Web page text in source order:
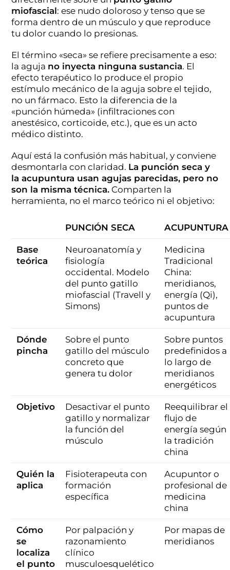
miofascial: ese nudo doloroso y tenso que se
forma dentro de un músculo y que reproduce
tu dolor cuando lo presionas.
El término «seca» se refiere precisamente a eso:
la aguja no inyecta ninguna sustancia. El
efecto terapéutico lo produce el propio
estímulo mecánico de la aguja sobre el tejido,
no un fármaco. Esto la diferencia de la
«punción húmeda» (infiltraciones con
anestésico, corticoide, etc.), que es un acto
médico distinto.
Aquí está la confusión más habitual, y conviene
desmontarla con claridad. La punción seca y
la acupuntura usan agujas parecidas, pero no
son la misma técnica. Comparten la
herramienta, no el marco teórico ni el objetivo:
PUNCIÓN SECA ACUPUNTURA
Base
teórica
Neuroanatomía y
fisiología
occidental. Modelo
del punto gatillo
miofascial (Travell y
Simons)
Medicina
Tradicional
China:
meridianos,
energía (Qi),
puntos de
acupuntura
Dónde
pincha
Sobre el punto
gatillo del músculo
concreto que
genera tu dolor
Sobre puntos
predefinidos a
lo largo de
meridianos
energéticos
Objetivo
Desactivar el punto
gatillo y normalizar
la función del
músculo
Reequilibrar el
flujo de
energía según
la tradición
china
Quién la
aplica
Fisioterapeuta con
formación
específica
Acupuntor o
profesional de
medicina
china
Cómo
se
localiza
el punto
Por palpación y
razonamiento
clínico
musculoesquelético
Por mapas de
meridianos